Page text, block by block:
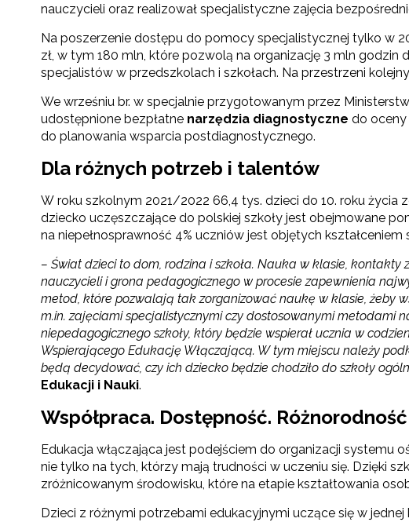
nauczycieli oraz realizował specjalistyczne zajęcia
Na poszerzenie dostępu do pomocy specjalistycznej tylko w
zł, w tym 180 mln, które pozwolą na organizację 3 mln
specjalistów w przedszkolach i szkołach. Na przestrzeni
We wrześniu br. w specjalnie przygotowanym przez
udostępnione bezpłatne narzędzia diagnostyczne do oceny
do planowania wsparcia postdiagnostycznego.
Dla różnych potrzeb i talentów
W roku szkolnym 2021/2022 66,4 tys. dzieci do 10. roku
dziecko uczęszczające do polskiej szkoły jest obejmowane
na niepełnosprawność 4% uczniów jest objętych kształceniem
– Świat dzieci to dom, rodzina i szkoła. Nauka w klasie,
nauczycieli i grona pedagogicznego w procesie zapewnienia
metod, które pozwalają tak zorganizować naukę w klasie, żeby
m.in. zajęciami specjalistycznymi czy dostosowanymi metodami
niepedagogicznego szkoły, który będzie wspierał ucznia w
Wspierającego Edukację Włączającą. W tym miejscu należy
będą decydować, czy ich dziecko będzie chodziło do szkoły
Edukacji i Nauki.
Współpraca. Dostępność. Różnorodność
Edukacja włączająca jest podejściem do organizacji systemu
nie tylko na tych, którzy mają trudności w uczeniu się. Dzięki
zróżnicowanym środowisku, które na etapie kształtowania
Dzieci z różnymi potrzebami edukacyjnymi uczące się w